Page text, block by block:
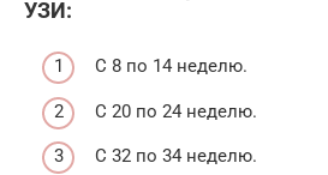
УЗИ:
С 8 по 14 неделю.
С 20 по 24 неделю.
С 32 по 34 неделю.